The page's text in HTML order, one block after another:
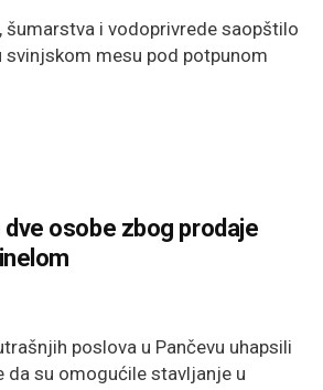
i vodoprivrede saopštilo
mesu pod potpunom
dve osobe zbog prodaje
poslova u Pančevu uhapsili
da su omogućile stavljanje u